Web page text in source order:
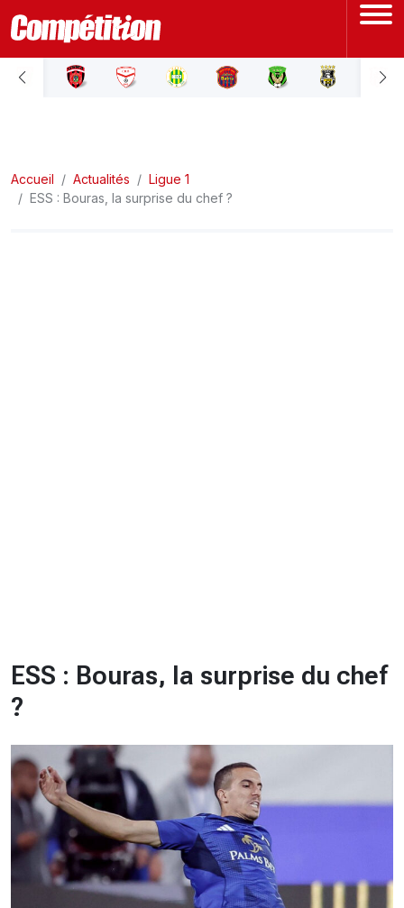
ACCUEIL
LIGUE 2
Accueil Actualités
Ligue 1
ESS : Bouras, la surprise du chef ?
ESS : Bouras, la surprise du chef
?